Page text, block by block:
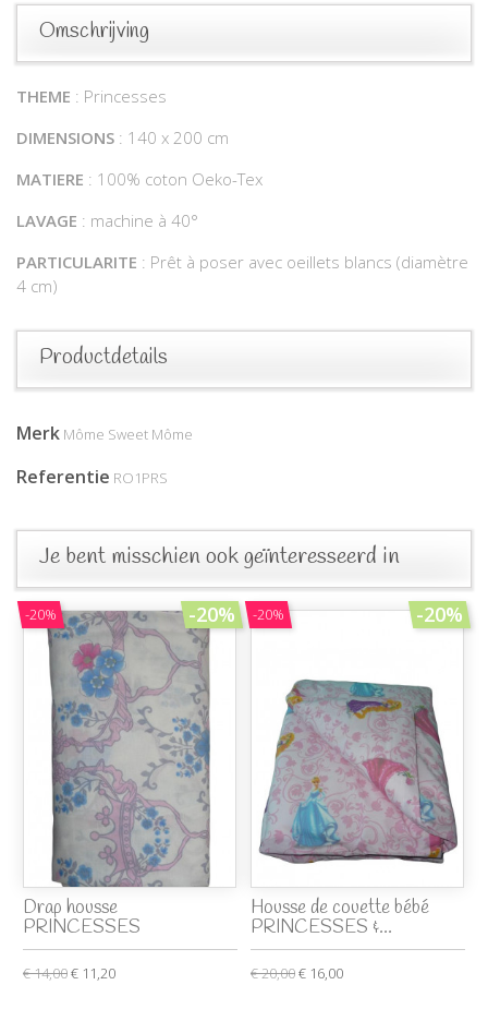
Omschrijving
THEME : Princesses
DIMENSIONS : 140 x 200 cm
MATIERE : 100% coton Oeko-Tex
LAVAGE : machine à 40°
PARTICULARITE : Prêt à poser avec oeillets blancs (diamètre
4 cm)
Productdetails
Merk Môme Sweet Môme
Referentie RO1PRS
Je bent misschien ook geïnteresseerd in
-20% -20%
Drap housse
PRINCESSES
€ 14,00€ 11,20
-20% -20%
Housse de couette bébé
PRINCESSES &...
€ 20,00€ 16,00